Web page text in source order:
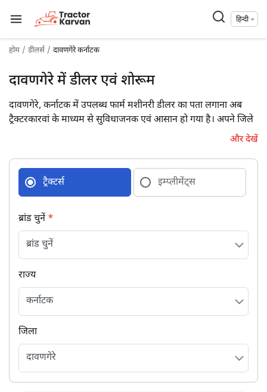
हिन्दी
होम डीलर्स दावणगेरे कर्नाटक
दावणगेरे में डीलर एवं शोरूम
दावणगेरे, कर्नाटक में उपलब्ध फार्म मशीनरी डीलर का पता लगाना अब
ट्रैक्टरकारवां के माध्यम से सुविधाजनक एवं आसान हो गया है। अपने जिले
में उपलब्ध 4 फार्म मशीनरी डीलरों की डिटेल्स पूरे पते एवं संपर्क विवरण के
और देखें
ट्रैक्टर्स इम्प्लीमेंट्स
ब्रांड चुनें*
राज्य
जिला